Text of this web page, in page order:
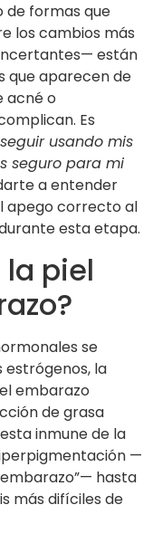
de formas que
los cambios más
están
que aparecen de
acné o
Es
usando mis
seguro para mi
a entender
apego correcto al
esta etapa.
piel
se
estrógenos, la
embarazo
de grasa
inmune de la
—
hasta
más difíciles de